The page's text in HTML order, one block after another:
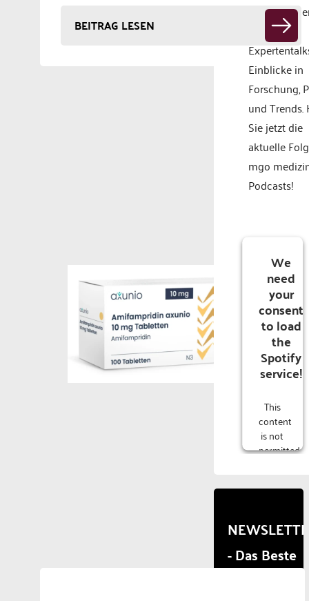
BEITRAG LESEN
Aktuelle
spannende
Einblicke in
Forschung,
und Trends.
Sie jetzt die
aktuelle
mgo
Podcasts!
We
need
your
consent
to load
the
Spotify
service!
This
content
is not
permitted
due to
that
are
not
disclosed
- Das Beste